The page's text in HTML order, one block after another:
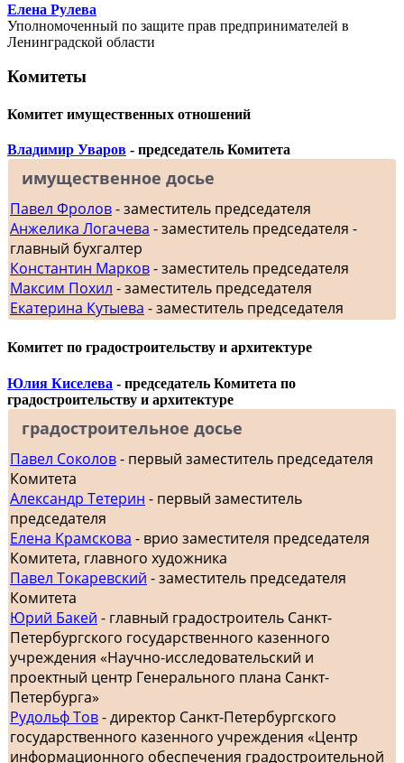
Елена Рулева
Уполномоченный по защите прав предпринимателей в
Ленинградской области
Комитеты
Комитет имущественных отношений
Владимир Уваров - председатель Комитета
имущественное досье
Павел Фролов- заместитель председателя
Анжелика Логачева - заместитель председателя -
главный бухгалтер
Константин Марков- заместитель председателя
Максим Похил - заместитель председателя
Екатерина Кутыева - заместитель председателя
Комитет по градостроительству и архитектуре
Юлия Киселева - председатель Комитета по
градостроительству и архитектуре
градостроительное досье
Павел Соколов- первый заместитель председателя
Комитета
Александр Тетерин - первый заместитель
председателя
Елена Крамскова - врио заместителя председателя
Комитета, главного художника
Павел Токаревский - заместитель председателя
Комитета
Юрий Бакей - главный градостроитель Санкт-
Петербургского государственного казенного
учреждения «Научно-исследовательский и
проектный центр Генерального плана Санкт-
Петербурга»
Рудольф Тов- директор Санкт-Петербургского
государственного казенного учреждения «Центр
информационного обеспечения градостроительной